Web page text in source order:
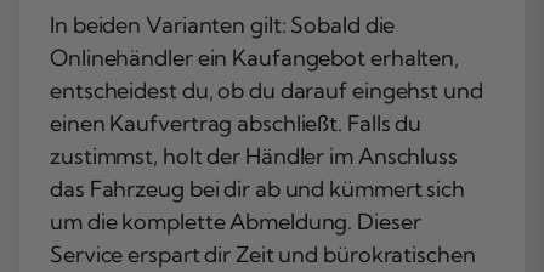
In beiden Varianten gilt: Sobald die
Onlinehändler ein Kaufangebot erhalten,
entscheidest du, ob du darauf eingehst und
einen Kaufvertrag abschließt. Falls du
zustimmst, holt der Händler im Anschluss
das Fahrzeug bei dir ab und kümmert sich
um die komplette Abmeldung. Dieser
Service erspart dir Zeit und bürokratischen